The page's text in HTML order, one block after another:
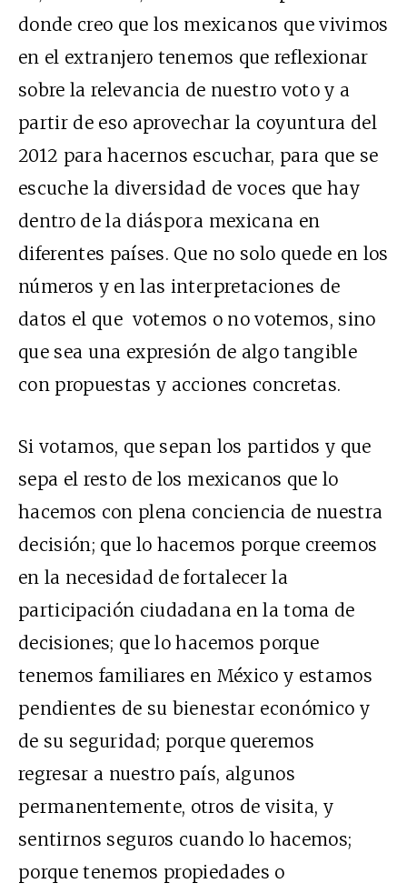
donde creo que los mexicanos que vivimos
en el extranjero tenemos que reflexionar
sobre la relevancia de nuestro voto y a
partir de eso aprovechar la coyuntura del
2012 para hacernos escuchar, para que se
escuche la diversidad de voces que hay
dentro de la diáspora mexicana en
diferentes países. Que no solo quede en los
números y en las interpretaciones de
datos el que votemos o no votemos, sino
que sea una expresión de algo tangible
con propuestas y acciones concretas.
Si votamos, que sepan los partidos y que
sepa el resto de los mexicanos que lo
hacemos con plena conciencia de nuestra
decisión; que lo hacemos porque creemos
en la necesidad de fortalecer la
participación ciudadana en la toma de
decisiones; que lo hacemos porque
tenemos familiares en México y estamos
pendientes de su bienestar económico y
de su seguridad; porque queremos
regresar a nuestro país, algunos
permanentemente, otros de visita, y
sentirnos seguros cuando lo hacemos;
porque tenemos propiedades o